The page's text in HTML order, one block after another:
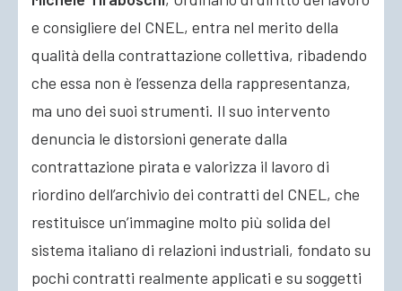
e consigliere del CNEL, entra nel merito della
qualità della contrattazione collettiva, ribadendo
che essa non è l’essenza della rappresentanza,
ma uno dei suoi strumenti. Il suo intervento
denuncia le distorsioni generate dalla
contrattazione pirata e valorizza il lavoro di
riordino dell’archivio dei contratti del CNEL, che
restituisce un’immagine molto più solida del
sistema italiano di relazioni industriali, fondato su
pochi contratti realmente applicati e su soggetti